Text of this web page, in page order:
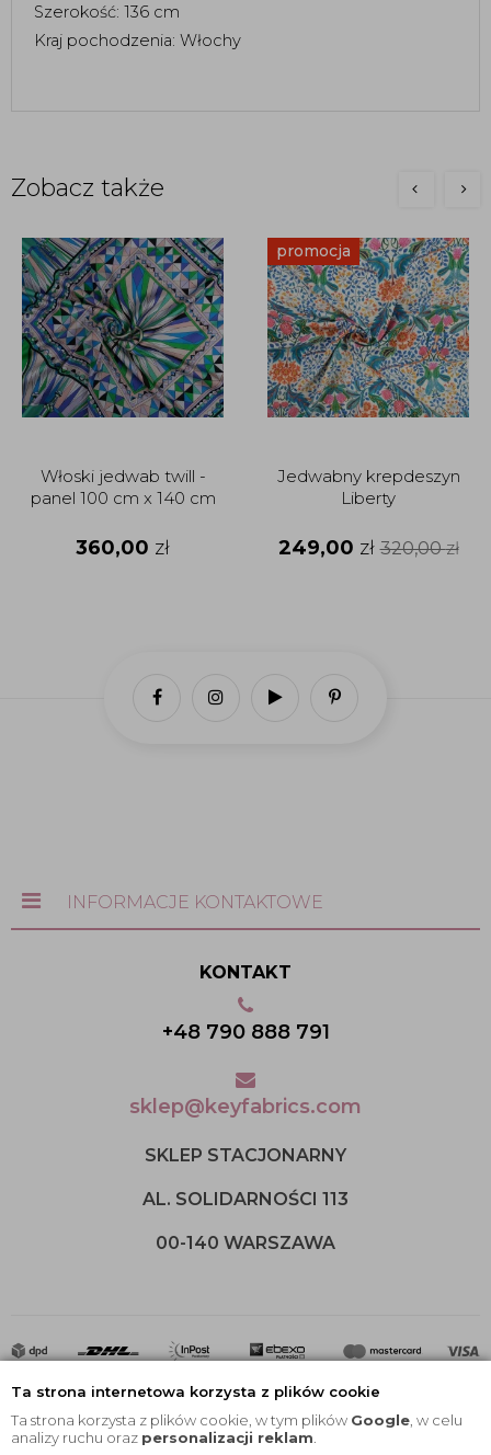
Ta strona internetowa korzysta z plików cookie
Ta strona korzysta z plików cookie, w tym plików Google , w celu
analizy ruchu oraz personalizacji reklam
Szerokość: 136 cm
Kraj pochodzenia: Włochy
Zobacz także
Włoski jedwab twill -
panel 100 cm x 140 cm
360,00 zł
promocja
Jedwabny krepdeszyn
Liberty
249,00 zł 320,00zł
INFORMACJE KONTAKTOWE
KONTAKT
+48 790 888 791
sklep@keyfabrics.com
SKLEP STACJONARNY
AL. SOLIDARNOŚCI 113
00-140 WARSZAWA